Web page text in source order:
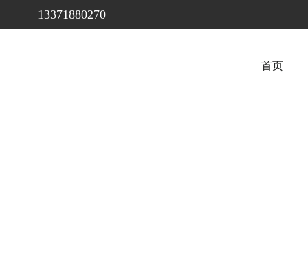
13371880270
首页